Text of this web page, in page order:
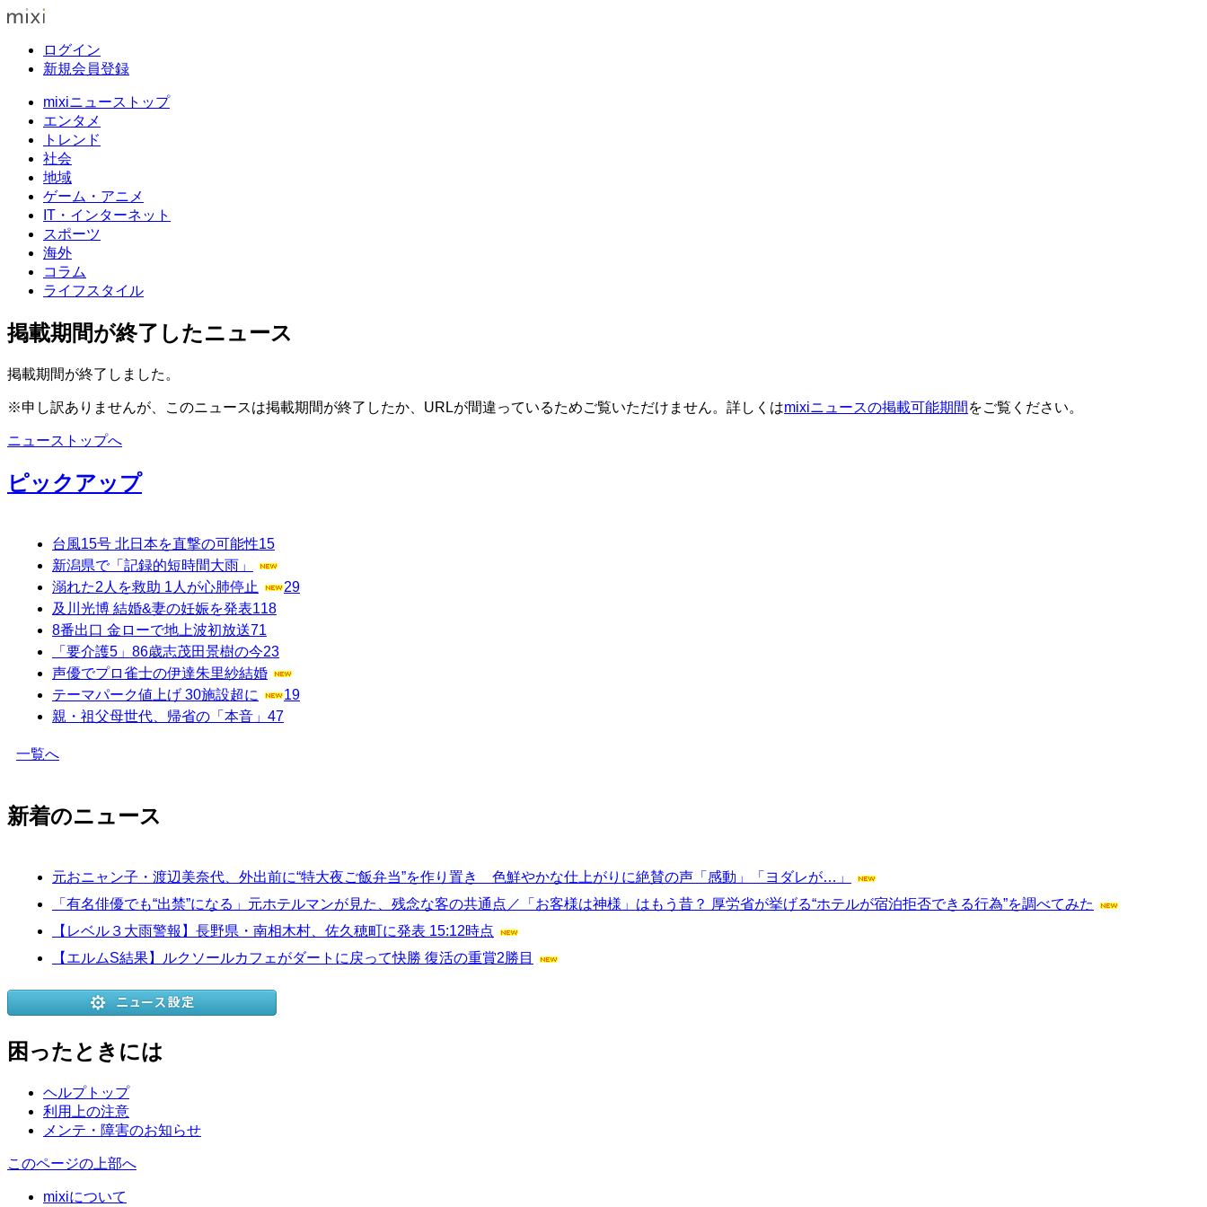
ログイン
新規会員登録
mixiニューストップ
エンタメ
トレンド
社会
地域
ゲーム・アニメ
IT・インターネット
スポーツ
海外
コラム
ライフスタイル
掲載期間が終了したニュース
掲載期間が終了しました。
※申し訳ありませんが、このニュースは掲載期間が終了したか、URLが間違っているためご覧いただけません。詳しくはmixiニュースの掲載可能期間 をご覧ください。
ニューストップへ
ピックアップ
台風15号 北日本を直撃の可能性15
新潟県で「記録的短時間大雨」
溺れた2人を救助 1人が心肺停止
29
及川光博 結婚&妻の妊娠を発表118
8番出口 金ローで地上波初放送71
「要介護5」86歳志茂田景樹の今23
声優でプロ雀士の伊達朱里紗結婚
テーマパーク値上げ 30施設超に
19
親・祖父母世代、帰省の「本音」 47
一覧へ
新着のニュース
元おニャン子・渡辺美奈代、外出前に“特大夜ご飯弁当”を作り置き 色鮮やかな仕上がりに絶賛の声「感動」「ヨダレが…」
「有名俳優でも“出禁”になる」元ホテルマンが見た、残念な客の共通点／「お客様は神様」はもう昔？ 厚労省が挙げる“ホテルが宿泊拒否できる行為”を調べてみた
【レベル３大雨警報】長野県・南相木村、佐久穂町に発表 15:12時点
【エルムS結果】ルクソールカフェがダートに戻って快勝 復活の重賞2勝目
困ったときには
ヘルプトップ
利用上の注意
メンテ・障害のお知らせ
このページの上部へ
mixiについて